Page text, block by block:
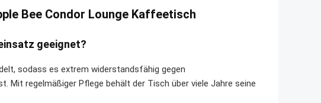
Bee Condor Lounge Kaffeetisch
geeignet?
sodass es extrem widerstandsfähig gegen
Mit regelmäßiger Pflege behält der Tisch über viele Jahre seine